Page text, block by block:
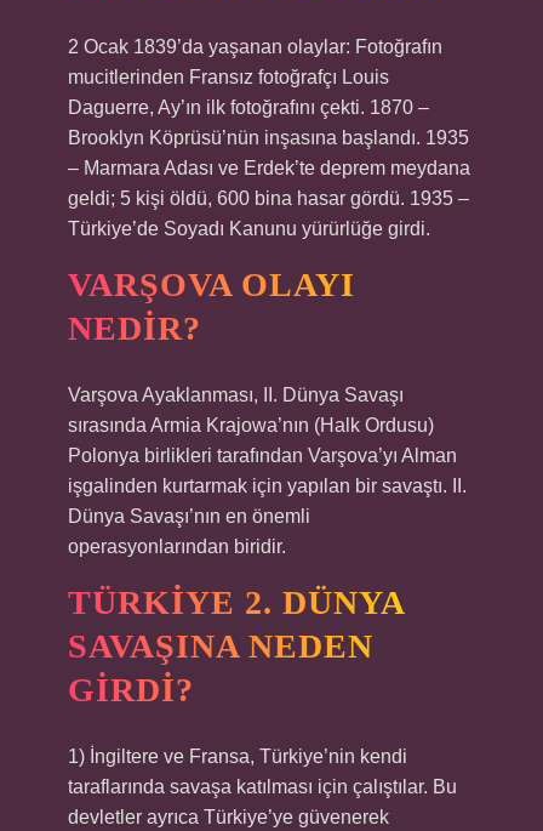
2 Ocak 1839’da yaşanan olaylar: Fotoğrafın
mucitlerinden Fransız fotoğrafçı Louis
Daguerre, Ay’ın ilk fotoğrafını çekti. 1870 –
Brooklyn Köprüsü’nün inşasına başlandı. 1935
– Marmara Adası ve Erdek’te deprem meydana
geldi; 5 kişi öldü, 600 bina hasar gördü. 1935 –
Türkiye’de Soyadı Kanunu yürürlüğe girdi.
VARŞOVA OLAYI
NEDIR?
Varşova Ayaklanması, II. Dünya Savaşı
sırasında Armia Krajowa’nın (Halk Ordusu)
Polonya birlikleri tarafından Varşova’yı Alman
işgalinden kurtarmak için yapılan bir savaştı. II.
Dünya Savaşı’nın en önemli
operasyonlarından biridir.
TÜRKIYE 2. DÜNYA
SAVAŞINA NEDEN
GIRDI?
1) İngiltere ve Fransa, Türkiye’nin kendi
taraflarında savaşa katılması için çalıştılar. Bu
devletler ayrıca Türkiye’ye güvenerek